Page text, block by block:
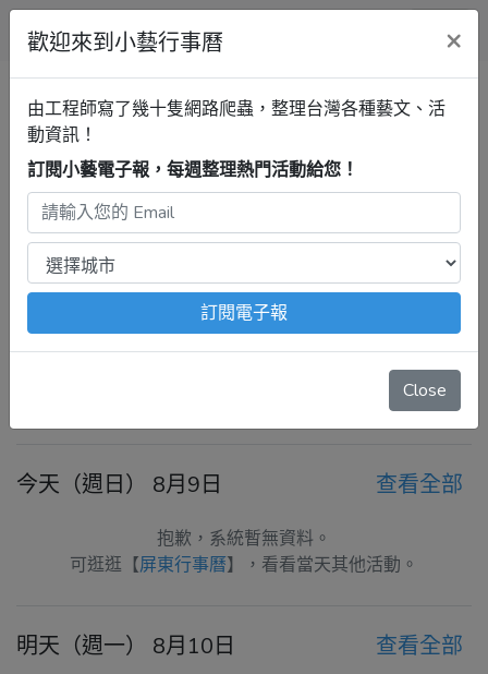
小藝行事曆
全部 屏菸1936文化基地 清單
屏東行事曆
屏菸1936文化基地
最新活動
2026年8月9日 – 8月15日
注意：出發前請去官網再次確認！本站內容由程式自動抓
、例行休館日
舉辦等等特殊情況。
今天（週日） 8月9日 查看全部
抱歉，系統暫無資料。
可逛逛【屏東行事曆】，看看當天其他活動。
明天（週一） 8月10日 查看全部
歡迎來到小藝行事曆 ×
由工程師寫了幾十隻網路爬蟲，整理台灣各種藝文、活
動資訊！
訂閱小藝電子報，每週整理熱門活動給您！
訂閱電子報
Close